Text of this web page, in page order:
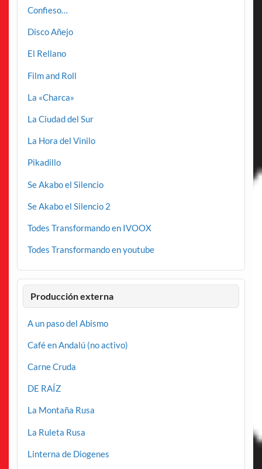
Confieso…
Disco Añejo
El Rellano
Film and Roll
La «Charca»
La Ciudad del Sur
La Hora del Vinilo
Pikadillo
Se Akabo el Silencio
Se Akabo el Silencio 2
Todes Transformando en IVOOX
Todes Transformando en youtube
Producción externa
A un paso del Abismo
Café en Andalú (no activo)
Carne Cruda
DE RAÍZ
La Montaña Rusa
La Ruleta Rusa
Linterna de Diogenes